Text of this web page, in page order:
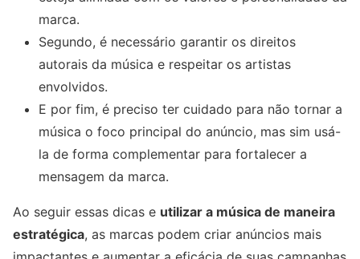
marca.
Segundo, é necessário garantir os direitos
autorais da música e respeitar os artistas
envolvidos.
E por fim, é preciso ter cuidado para não tornar a
música o foco principal do anúncio, mas sim usá-
la de forma complementar para fortalecer a
mensagem da marca.
Ao seguir essas dicas e utilizar a música de maneira
estratégica, as marcas podem criar anúncios mais